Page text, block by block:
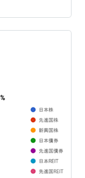
なメリット
見たいと思
が終わったら
（チケット